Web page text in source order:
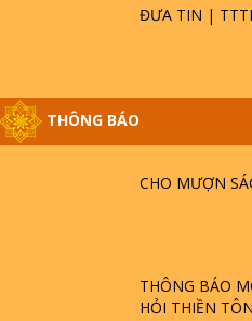
ĐƯA TIN |
THÔNG BÁO
CHO MƯỢN
THÔNG BÁO
HỎI THIỀN
GIẢI ĐÁP ĐẶC
HỘI GÌ? TỬ VÌ
PHẬT GIỚI CÓ
TTTD